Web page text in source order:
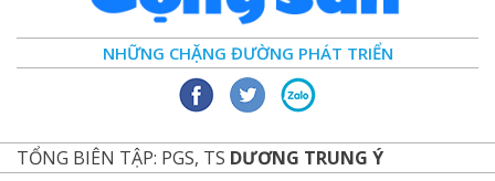
NHỮNG CHẶNG ĐƯỜNG PHÁT TRIỂN
TỔNG BIÊN TẬP: PGS, TS DƯƠNG TRUNG Ý